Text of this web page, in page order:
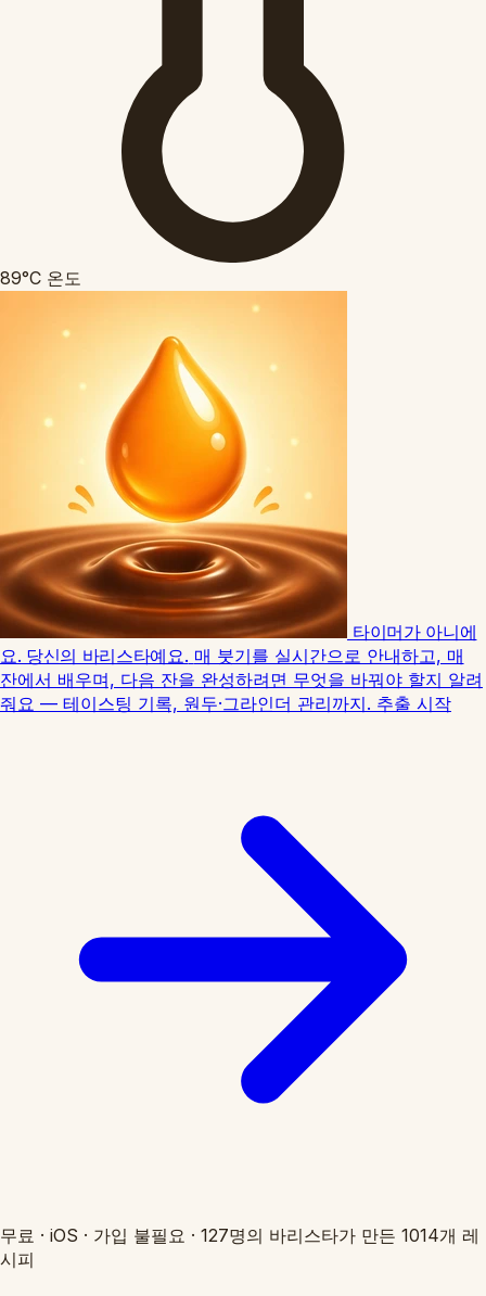
89°C 온도
타이머가 아니에
요. 당신의 바리스타예요. 매 붓기를 실시간으로 안내하고, 매
잔에서 배우며, 다음 잔을 완성하려면 무엇을 바꿔야 할지 알려
줘요 — 테이스팅 기록, 원두·그라인더 관리까지. 추출 시작
무료 · iOS · 가입 불필요 · 127명의 바리스타가 만든 1014개 레
시피